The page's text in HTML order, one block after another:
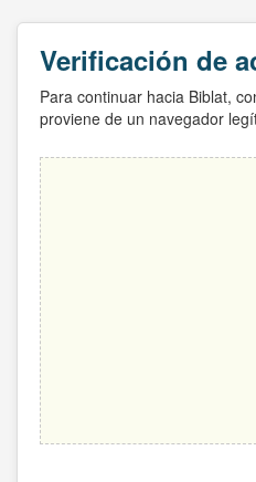
Verificación de
Para continuar hacia Biblat,
proviene de un navegador